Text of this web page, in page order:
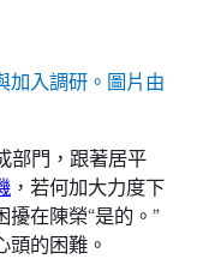
加入調研。圖片由
部門，跟著居平
，若何加大力度下
擾在陳榮“是的。”
的困難。